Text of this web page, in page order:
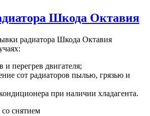
Шкода Октавия
радиатора Шкода Октавия
и перегрев двигателя;
сот радиаторов пылью, грязью и
при наличии хладагента.
снятием